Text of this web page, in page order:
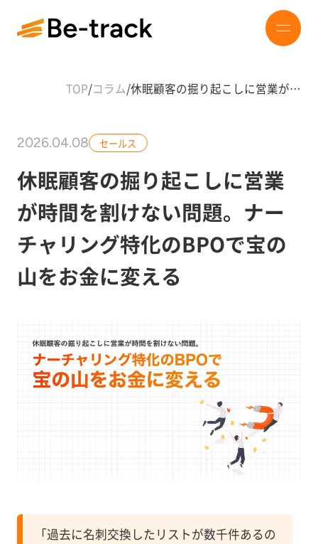
TOP/コラム/休眠顧客の掘り起こしに営業が…
2026.04.08 セールス
休眠顧客の掘り起こしに営業
が時間を割けない問題。ナー
チャリング特化のBPOで宝の
山をお金に変える
「過去に名刺交換したリストが数千件あるの